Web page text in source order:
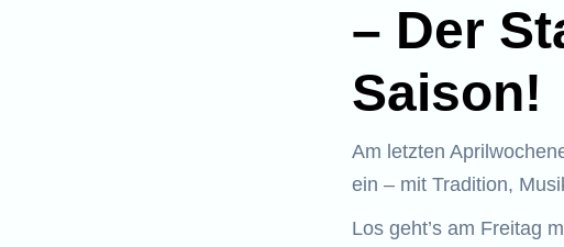
– Der
Saison!
Am letzten
ein – mit Tradition,
Los geht’s am Freitag